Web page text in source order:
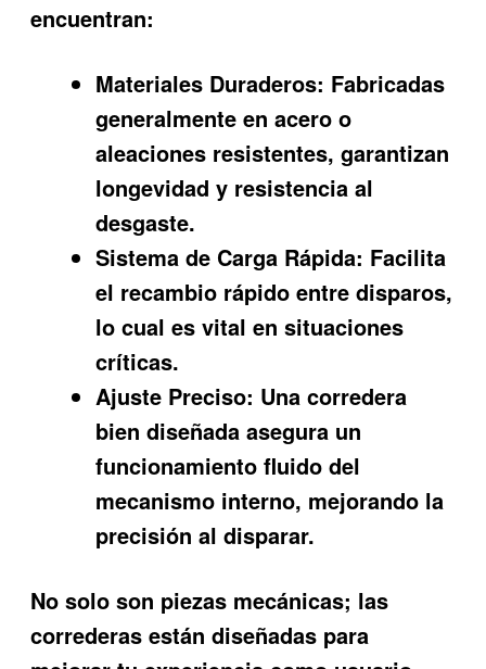
encuentran:
Materiales Duraderos: Fabricadas
generalmente en acero o
aleaciones resistentes, garantizan
longevidad y resistencia al
desgaste.
Sistema de Carga Rápida: Facilita
el recambio rápido entre disparos,
lo cual es vital en situaciones
críticas.
Ajuste Preciso: Una corredera
bien diseñada asegura un
funcionamiento fluido del
mecanismo interno, mejorando la
precisión al disparar.
No solo son piezas mecánicas; las
correderas están diseñadas para